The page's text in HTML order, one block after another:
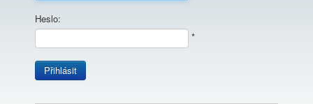
Heslo:
*
Přihlásit